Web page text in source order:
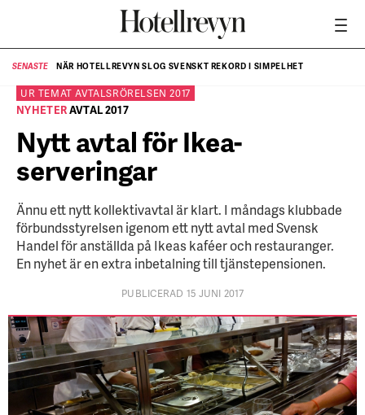
SENASTE NÄR HOTELLREVYN SLOG SVENSKT REKORD I SIMPELHET
UR TEMATAVTALSRÖRELSEN 2017
NYHETERAVTAL 2017
Nytt avtal för Ikea-
serveringar
Ännu ett nytt kollektivavtal är klart. I måndags klubbade
förbundsstyrelsen igenom ett nytt avtal med Svensk
Handel för anställda på Ikeas kaféer och restauranger.
En nyhet är en extra inbetalning till tjänstepensionen.
PUBLICERAD 15 JUNI 2017